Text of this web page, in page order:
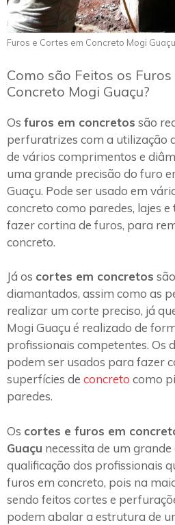
Furos e Cortes em Concreto Mogi Guaçu
Como são Feitos os
Concreto Mogi Guaçu?
Os furos em concretos são
perfuratrizes com a utilização
de vários comprimentos e
uma grande precisão do furo
Guaçu. Pode ser usado em
concreto como paredes, lajes
fazer cortina de furos, para
concreto.
Já os cortes em concretos
diamantados, assim como as
realizar um corte preciso, já
Mogi Guaçu é realizado de
profissionais competentes. Os
podem ser usados para fazer
superfícies de concreto como
paredes.
Os cortes e furos em
Guaçu necessita de um
qualificação dos profissionais
furos em concreto, pois na
sendo feitos cortes e
podem abalar a estrutura de